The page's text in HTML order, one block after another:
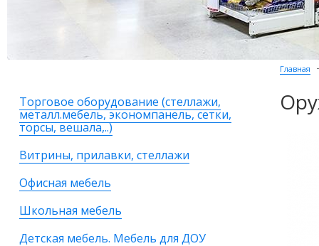
Торговое оборудование (стеллажи,
металл.мебель, экономпанель, сетки,
торсы, вешала,..)
Витрины, прилавки, стеллажи
Офисная мебель
Школьная мебель
Детская мебель. Мебель для ДОУ
Главная